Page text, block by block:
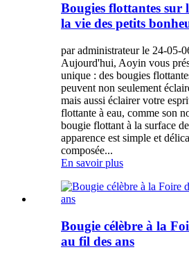
Bougies flottantes
la vie des petits
par administrateur le 24-05-
Aujourd'hui, Aoyin vous
unique : des bougies
peuvent non seulement
mais aussi éclairer votre
flottante à eau, comme son
bougie flottant à la surface
apparence est simple et
composée...
En savoir plus
Bougie célèbre à la
au fil des ans